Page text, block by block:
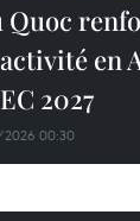
Quoc
en
2027
00:30